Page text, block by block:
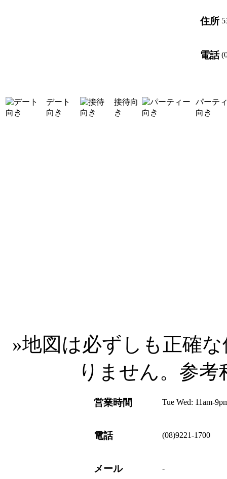
住所
電話
デート
向き
接待向
き
パーテ
向き
»地図は必ずしも正確
りません。参
営業時間 Tue Wed: 11am-
電話 (08)9221-1700
メール -